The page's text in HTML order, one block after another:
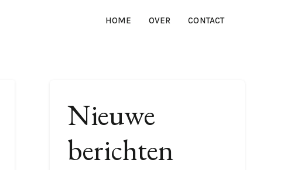
HOME OVER CONTACT
Nieuwe
berichten